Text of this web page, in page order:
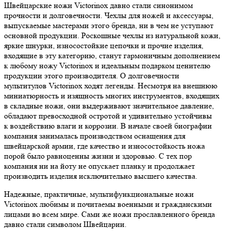
Швейцарские ножи Victorinox давно стали синонимом
прочности и долговечности. Чехлы для ножей и аксессуары,
выпускаемые мастерами этого бренда, ни в чем не уступают
основной продукции. Роскошные чехлы из натуральной кожи,
яркие шнурки, износостойкие цепочки и прочие изделия,
входящие в эту категорию, станут гармоничным дополнением
к любому ножу Victorinox и идеальным подарком ценителю
продукции этого производителя. О долговечности
мультитулов Victorinox ходят легенды. Несмотря на внешнюю
миниатюрность и изящность многих инструментов, входящих
в складные ножи, они выдерживают значительное давление,
обладают превосходной остротой и удивительно устойчивы
к воздействию влаги и коррозии. В начале своей биографии
компания занималась производством оснащения для
швейцарской армии, где качество и износостойкость ножа
порой было равноценны жизни и здоровью. С тех пор
компания ни на йоту не опускает планку и продолжает
производить изделия исключительно высшего качества.
Надежные, практичные, мультифункциональные ножи
Victorinox любимы и почитаемы военными и гражданскими
лицами во всем мире. Сами же ножи прославленного бренда
давно стали символом Швейцарии.